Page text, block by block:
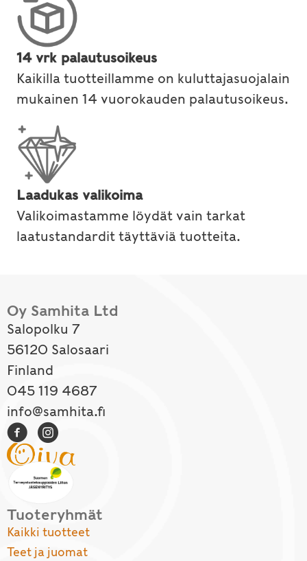
14 vrk palautusoikeus
Kaikilla tuotteillamme on kuluttajasuojalain
mukainen 14 vuorokauden palautusoikeus.
Laadukas valikoima
Valikoimastamme löydät vain tarkat
laatustandardit täyttäviä tuotteita.
Oy Samhita Ltd
Salopolku 7
56120 Salosaari
Finland
045 119 4687
info@samhita.fi
Tuoteryhmät
Kaikki tuotteet
Teet ja juomat